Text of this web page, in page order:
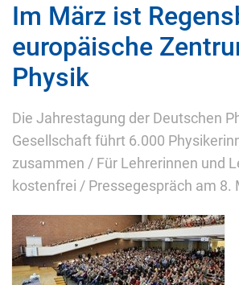
Im März ist
europäische
Physik
Die Jahrestagung der Deutschen
Gesellschaft führt 6.000
zusammen / Für Lehrerinnen und
kostenfrei / Pressegespräch am 8.